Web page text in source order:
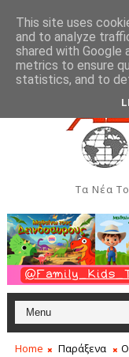
του Αστακού
Τα Νέα
Home Παράξενα Ο
This site uses
and to analyze
shared with Google
metrics to ensure
statistics, and to